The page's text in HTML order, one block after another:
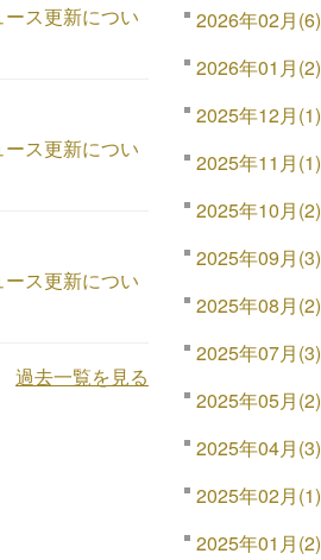
ス更新につい
ス更新につい
ス更新につい
過去一覧を見る
2026年02月(6)
2026年01月(2)
2025年12月(1)
2025年11月(1)
2025年10月(2)
2025年09月(3)
2025年08月(2)
2025年07月(3)
2025年05月(2)
2025年04月(3)
2025年02月(1)
2025年01月(2)